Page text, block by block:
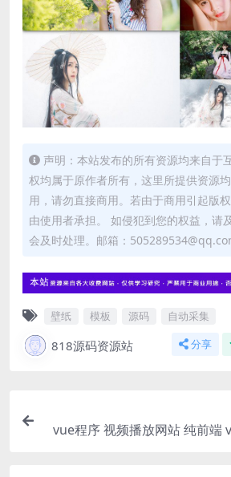
声明：本站发布的所有资源均来自于
权均属于原作者所有，这里所提供资源
用，请勿直接商用。若由于商用引起版
由使用者承担。 如侵犯到您的权益，请
会及时处理。邮箱：
壁纸 模板 源码 自动采集
818源码资源站 分享
vue程序 视频播放网站 纯前端